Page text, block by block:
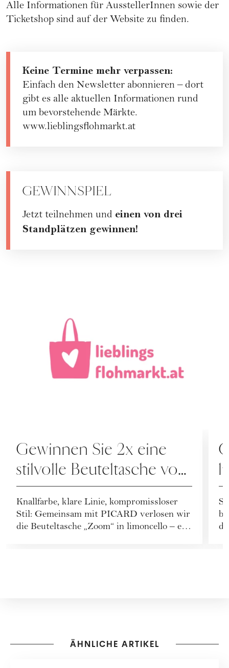
Alle Informationen für AusstellerInnen sowie der
Ticketshop sind auf der Website zu finden.
Keine Termine mehr verpassen:
Einfach den Newsletter abonnieren – dort
gibt es alle aktuellen Informationen rund
um bevorstehende Märkte.
www.lieblingsflohmarkt.at
GEWINNSPIEL
Jetzt teilnehmen und einen von drei
Standplätzen gewinnen!
Gewinnen Sie 2x eine
stilvolle Beuteltasche von
PICARD
Knallfarbe, klare Linie, kompromissloser
Stil: Gemeinsam mit PICARD verlosen wir
die Beuteltasche „Zoom“ in limoncello – ein
ÄHNLICHE ARTIKEL